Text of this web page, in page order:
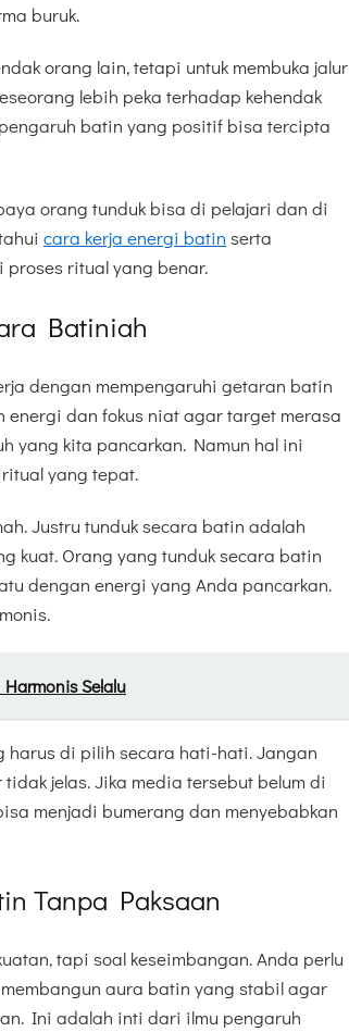
buruk.
orang lain, tetapi untuk membuka jalur
lebih peka terhadap kehendak
batin yang positif bisa tercipta
orang tunduk bisa di pelajari dan di
cara kerja energi batin serta
ritual yang benar.
Batiniah
dengan mempengaruhi getaran batin
energi dan fokus niat agar target merasa
yang kita pancarkan. Namun hal ini
yang tepat.
Justru tunduk secara batin adalah
kuat. Orang yang tunduk secara batin
dengan energi yang Anda pancarkan.
Selalu
harus di pilih secara hati-hati. Jangan
jelas. Jika media tersebut belum di
menjadi bumerang dan menyebabkan
Tanpa Paksaan
tapi soal keseimbangan. Anda perlu
aura batin yang stabil agar
Ini adalah inti dari ilmu pengaruh